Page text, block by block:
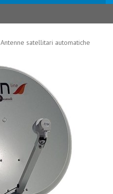
Antenne satellitari automatiche